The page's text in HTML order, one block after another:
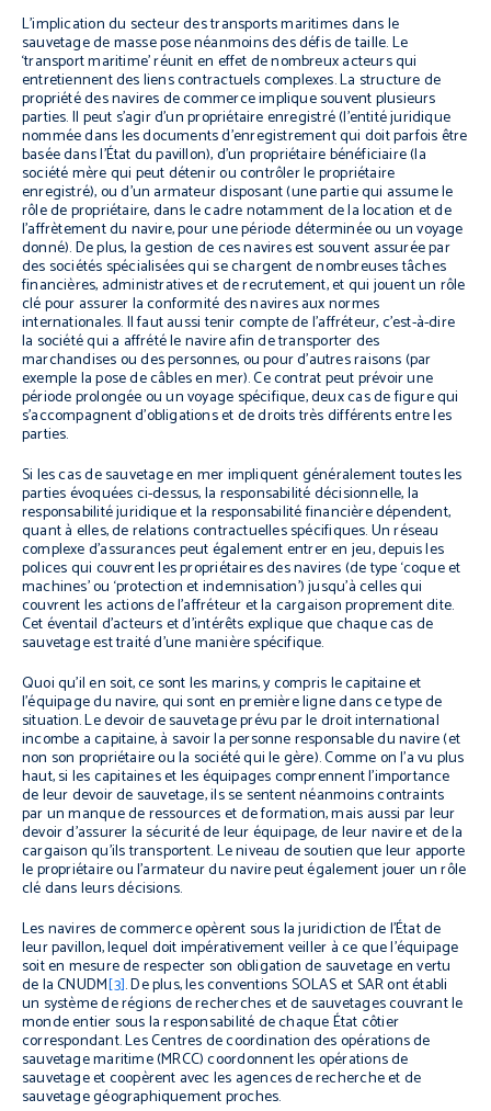
L’implication du secteur des transports maritimes dans le
sauvetage de masse pose néanmoins des défis de taille. Le
‘transport maritime’ réunit en effet de nombreux acteurs qui
entretiennent des liens contractuels complexes. La structure de
propriété des navires de commerce implique souvent plusieurs
parties. Il peut s’agir d’un propriétaire enregistré (l’entité juridique
nommée dans les documents d’enregistrement qui doit parfois être
basée dans l’État du pavillon), d’un propriétaire bénéficiaire (la
société mère qui peut détenir ou contrôler le propriétaire
enregistré), ou d’un armateur disposant (une partie qui assume le
rôle de propriétaire, dans le cadre notamment de la location et de
l’affrètement du navire, pour une période déterminée ou un voyage
donné). De plus, la gestion de ces navires est souvent assurée par
des sociétés spécialisées qui se chargent de nombreuses tâches
financières, administratives et de recrutement, et qui jouent un rôle
clé pour assurer la conformité des navires aux normes
internationales. Il faut aussi tenir compte de l’affréteur, c’est-à-dire
la société qui a affrété le navire afin de transporter des
marchandises ou des personnes, ou pour d’autres raisons (par
exemple la pose de câbles en mer). Ce contrat peut prévoir une
période prolongée ou un voyage spécifique, deux cas de figure qui
s’accompagnent d’obligations et de droits très différents entre les
parties.
Si les cas de sauvetage en mer impliquent généralement toutes les
parties évoquées ci-dessus, la responsabilité décisionnelle, la
responsabilité juridique et la responsabilité financière dépendent,
quant à elles, de relations contractuelles spécifiques. Un réseau
complexe d’assurances peut également entrer en jeu, depuis les
polices qui couvrent les propriétaires des navires (de type ‘coque et
machines’ ou ‘protection et indemnisation’) jusqu’à celles qui
couvrent les actions de l’affréteur et la cargaison proprement dite.
Cet éventail d’acteurs et d’intérêts explique que chaque cas de
sauvetage est traité d’une manière spécifique.
Quoi qu’il en soit, ce sont les marins, y compris le capitaine et
l’équipage du navire, qui sont en première ligne dans ce type de
situation. Le devoir de sauvetage prévu par le droit international
incombe a capitaine, à savoir la personne responsable du navire (et
non son propriétaire ou la société qui le gère). Comme on l’a vu plus
haut, si les capitaines et les équipages comprennent l’importance
de leur devoir de sauvetage, ils se sentent néanmoins contraints
par un manque de ressources et de formation, mais aussi par leur
devoir d’assurer la sécurité de leur équipage, de leur navire et de la
cargaison qu’ils transportent. Le niveau de soutien que leur apporte
le propriétaire ou l’armateur du navire peut également jouer un rôle
clé dans leurs décisions.
Les navires de commerce opèrent sous la juridiction de l’État de
leur pavillon, lequel doit impérativement veiller à ce que l’équipage
soit en mesure de respecter son obligation de sauvetage en vertu
de la CNUDM[3]. De plus, les conventions SOLAS et SAR ont établi
un système de régions de recherches et de sauvetages couvrant le
monde entier sous la responsabilité de chaque État côtier
correspondant. Les Centres de coordination des opérations de
sauvetage maritime (MRCC) coordonnent les opérations de
sauvetage et coopèrent avec les agences de recherche et de
sauvetage géographiquement proches.